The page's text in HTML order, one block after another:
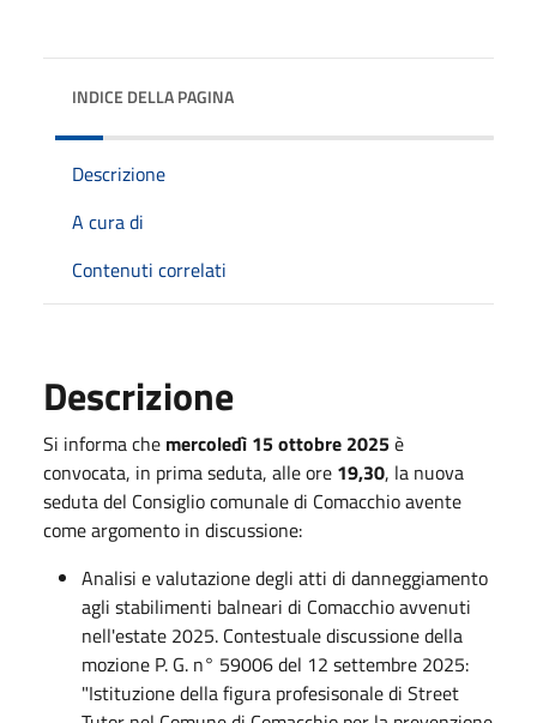
INDICE DELLA PAGINA
Descrizione
A cura di
Contenuti correlati
Descrizione
Si informa che mercoledì 15 ottobre 2025è
convocata, in prima seduta, alle ore 19,30, la nuova
seduta del Consiglio comunale di Comacchio avente
come argomento in discussione:
Analisi e valutazione degli atti di danneggiamento
agli stabilimenti balneari di Comacchio avvenuti
nell'estate 2025. Contestuale discussione della
mozione P. G. n° 59006 del 12 settembre 2025:
"Istituzione della figura profesisonale di Street